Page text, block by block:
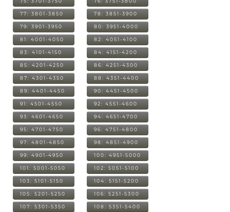
77: 3801-3850 78: 3851-3900
79: 3901-3950 80: 3951-4000
81: 4001-4050 82: 4051-4100
83: 4101-4150 84: 4151-4200
85: 4201-4250 86: 4251-4300
87: 4301-4350 88: 4351-4400
89: 4401-4450 90: 4451-4500
91: 4501-4550 92: 4551-4600
93: 4601-4650 94: 4651-4700
95: 4701-4750 96: 4751-4800
97: 4801-4850 98: 4851-4900
99: 4901-4950 100: 4951-5000
101: 5001-5050 102: 5051-5100
103: 5101-5150 104: 5151-5200
105: 5201-5250 106: 5251-5300
107: 5301-5350 108: 5351-5400